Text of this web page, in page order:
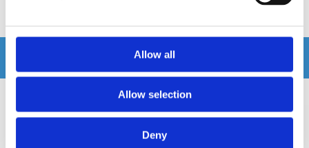
Allow all
Allow selection
Deny